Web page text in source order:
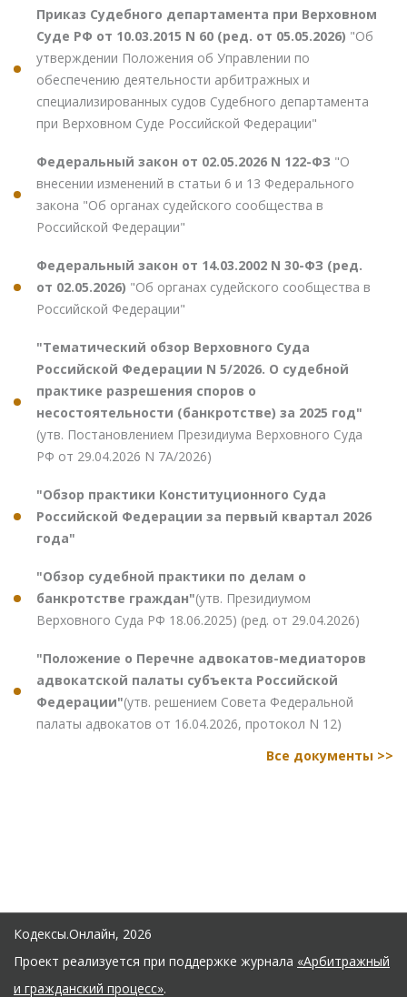
Приказ Судебного департамента при Верховном
Суде РФ от 10.03.2015 N 60 (ред. от 05.05.2026) "Об
утверждении Положения об Управлении по
обеспечению деятельности арбитражных и
специализированных судов Судебного департамента
при Верховном Суде Российской Федерации"
Федеральный закон от 02.05.2026 N 122-ФЗ "О
внесении изменений в статьи 6 и 13 Федерального
закона "Об органах судейского сообщества в
Российской Федерации"
Федеральный закон от 14.03.2002 N 30-ФЗ (ред.
от 02.05.2026) "Об органах судейского сообщества в
Российской Федерации"
"Тематический обзор Верховного Суда
Российской Федерации N 5/2026. О судебной
практике разрешения споров о
несостоятельности (банкротстве) за 2025 год"
(утв. Постановлением Президиума Верховного Суда
РФ от 29.04.2026 N 7А/2026)
"Обзор практики Конституционного Суда
Российской Федерации за первый квартал 2026
года"
"Обзор судебной практики по делам о
банкротстве граждан"(утв. Президиумом
Верховного Суда РФ 18.06.2025) (ред. от 29.04.2026)
"Положение о Перечне адвокатов-медиаторов
адвокатской палаты субъекта Российской
Федерации"(утв. решением Совета Федеральной
палаты адвокатов от 16.04.2026, протокол N 12)
Все документы >>
Кодексы.Онлайн, 2026
Проект реализуется при поддержке журнала «Арбитражный
и гражданский процесс».